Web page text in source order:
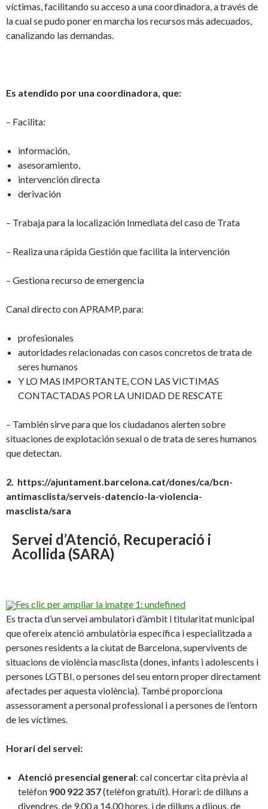
víctimas, facilitando su acceso a una coordinadora, a través de
la cual se pudo poner en marcha los recursos más adecuados,
canalizando las demandas.
Es atendido por una coordinadora, que:
– Facilita:
información,
asesoramiento,
intervención directa
derivación
– Trabaja para la localización Inmediata del caso de Trata
– Realiza una rápida Gestión que facilita la intervención
– Gestiona recurso de emergencia
Canal directo con APRAMP, para:
profesionales
autoridades relacionadas con casos concretos de trata de
seres humanos
Y LO MAS IMPORTANTE, CON LAS VICTIMAS
CONTACTADAS POR LA UNIDAD DE RESCATE
– También sirve para que los ciudadanos alerten sobre
situaciones de explotación sexual o de trata de seres humanos
que detectan.
2. https://ajuntament.barcelona.cat/dones/ca/bcn-
antimasclista/serveis-datencio-la-violencia-
masclista/sara
Servei d’Atenció, Recuperació i
Acollida (SARA)
Fes clic per ampliar la imatge 1: undefined
Es tracta d’un servei ambulatori d’àmbit i titularitat municipal
que ofereix atenció ambulatòria específica i especialitzada a
persones residents a la ciutat de Barcelona, supervivents de
situacions de violència masclista (dones, infants i adolescents i
persones LGTBI, o persones del seu entorn proper directament
afectades per aquesta violència). També proporciona
assessorament a personal professional i a persones de l’entorn
de les víctimes.
Horari del servei:
Atenció presencial general: cal concertar cita prèvia al
telèfon 900 922 357(telèfon gratuït). Horari: de dilluns a
divendres, de 9.00 a 14.00 hores, i de dilluns a dijous, de